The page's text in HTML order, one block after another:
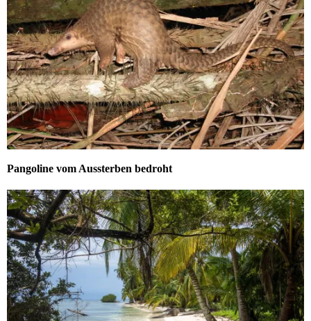
Pangoline vom Aussterben bedroht